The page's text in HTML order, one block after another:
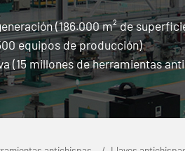
(186.000 m² de
equipos de producción)
(15 millones de herramientas